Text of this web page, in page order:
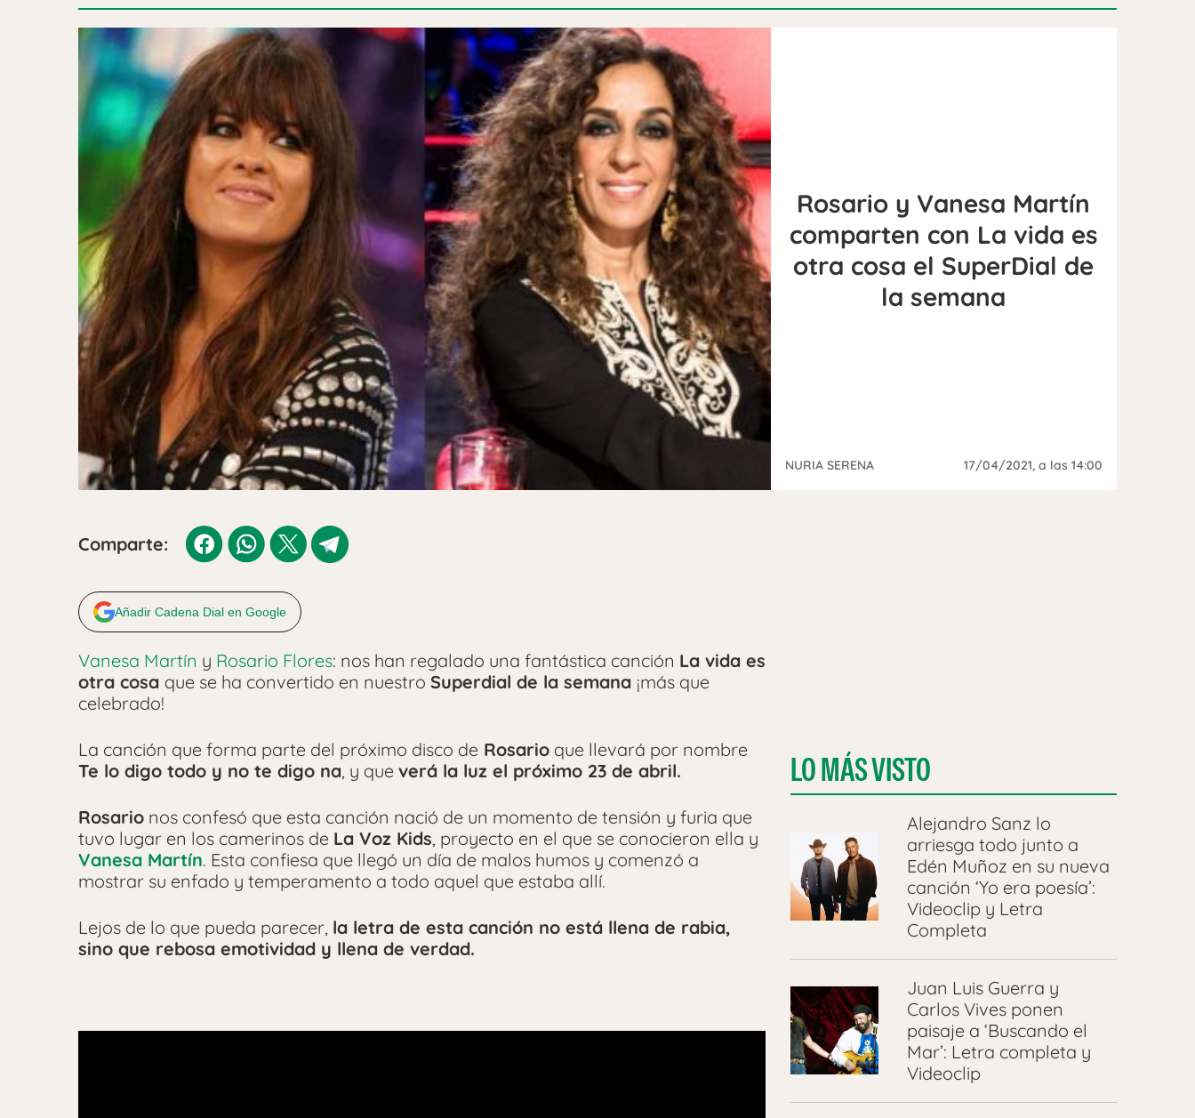
Rosario y Vanesa Martín
comparten con La vida es
otra cosa el SuperDial de
la semana
NURIA SERENA 17/04/2021, a las 14:00
Comparte:
Añadir Cadena Dial en Google
Vanesa Martín y Rosario Flores: nos han regalado una fantástica canción La vida es
otra cosa que se ha convertido en nuestro Superdial de la semana ¡más que
celebrado!
La canción que forma parte del próximo disco de Rosario que llevará por nombre
Te lo digo todo y no te digo na, y que verá la luz el próximo 23 de abril.
Rosario nos confesó que esta canción nació de un momento de tensión y furia que
tuvo lugar en los camerinos de La Voz Kids, proyecto en el que se conocieron ella y
Vanesa Martín. Esta confiesa que llegó un día de malos humos y comenzó a
mostrar su enfado y temperamento a todo aquel que estaba allí.
Lejos de lo que pueda parecer, la letra de esta canción no está llena de rabia,
sino que rebosa emotividad y llena de verdad.
LO MÁS VISTO
Alejandro Sanz lo
arriesga todo junto a
Edén Muñoz en su nueva
canción ‘Yo era poesía’:
Videoclip y Letra
Completa
Juan Luis Guerra y
Carlos Vives ponen
paisaje a ‘Buscando el
Mar’: Letra completa y
Videoclip